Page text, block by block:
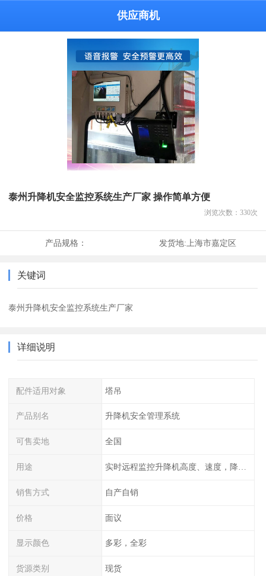
供应商机
泰州升降机安全监控系统生产厂家 操作简单方便
浏览次数： 330次
产品规格： 发货地:上海市嘉定区
关键词
泰州升降机安全监控系统生产厂家
详细说明
配件适用对象 塔吊
产品别名 升降机安全管理系统
可售卖地 全国
用途
销售方式 自产自销
价格 面议
显示颜色 多彩，全彩
货源类别 现货